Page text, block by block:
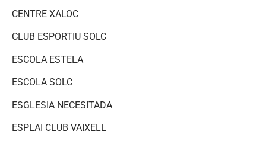
CENTRE XALOC
CLUB ESPORTIU SOLC
ESCOLA ESTELA
ESCOLA SOLC
ESGLESIA NECESITADA
ESPLAI CLUB VAIXELL